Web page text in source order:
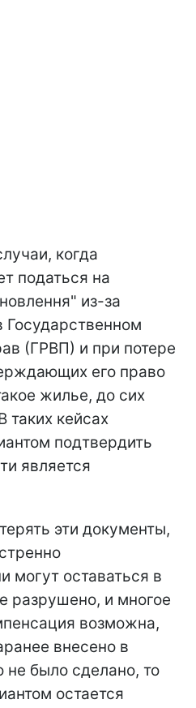
когда
податься на
из-за
Государственном
(ГРВП) и при потере
его право
жилье, до сих
таких кейсах
подтвердить
является
эти документы,
могут оставаться в
разрушено, и многое
возможна,
внесено в
не было сделано, то
остается